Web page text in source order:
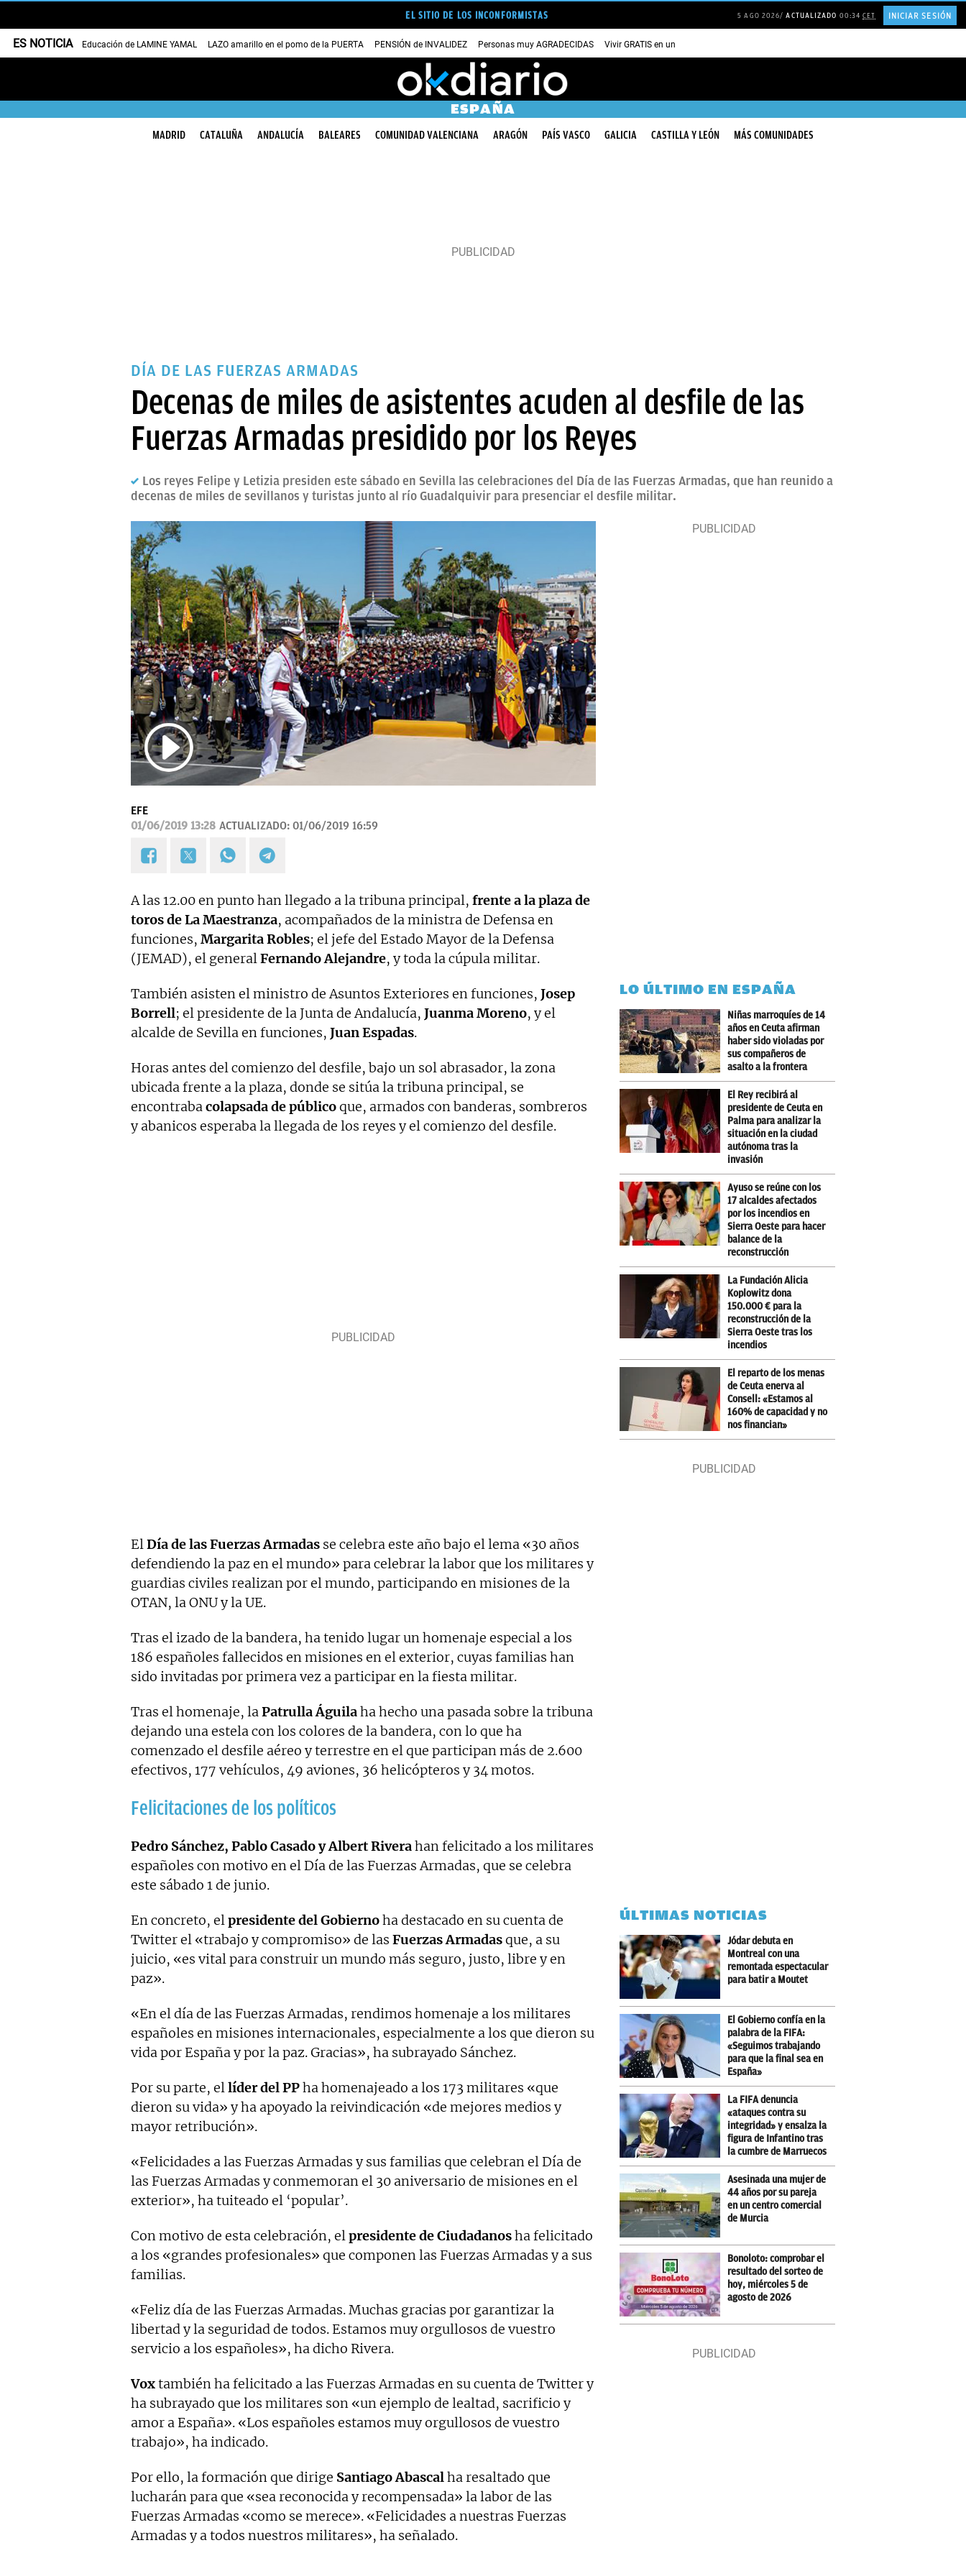
EL SITIO DE LOS INCONFORMISTAS 5 AGO 2026 ACTUALIZADO 00:34CET INICIAR SESIÓN
ES NOTICIA Educación de LAMINE YAMAL LAZO amarillo en el pomo de la PUERTA PENSIÓN de INVALIDEZ Personas muy AGRADECIDAS Vivir GRATIS en una ISLA en GRECIA
ESPAÑA
MADRID CATALUÑA ANDALUCÍA BALEARES COMUNIDAD VALENCIANA ARAGÓN PAÍS VASCO GALICIA CASTILLA Y LEÓN MÁS COMUNIDADES
DÍA DE LAS FUERZAS ARMADAS
Decenas de miles de asistentes acuden al desfile de las
Fuerzas Armadas presidido por los Reyes
Los reyes Felipe y Letizia presiden este sábado en Sevilla las celebraciones del Día de las Fuerzas Armadas, que han reunido a
decenas de miles de sevillanos y turistas junto al río Guadalquivir para presenciar el desfile militar.
EFE
01/06/2019 13:28 ACTUALIZADO: 01/06/2019 16:59
A las 12.00 en punto han llegado a la tribuna principal, frente a la plaza de
toros de La Maestranza, acompañados de la ministra de Defensa en
funciones, Margarita Robles; el jefe del Estado Mayor de la Defensa
(JEMAD), el general Fernando Alejandre, y toda la cúpula militar.
También asisten el ministro de Asuntos Exteriores en funciones, Josep
Borrell; el presidente de la Junta de Andalucía, Juanma Moreno, y el
alcalde de Sevilla en funciones, Juan Espadas.
Horas antes del comienzo del desfile, bajo un sol abrasador, la zona
ubicada frente a la plaza, donde se sitúa la tribuna principal, se
encontraba colapsada de públicoque, armados con banderas, sombreros
y abanicos esperaba la llegada de los reyes y el comienzo del desfile.
ElDía de las Fuerzas Armadas se celebra este año bajo el lema «30 años
defendiendo la paz en el mundo» para celebrar la labor que los militares y
guardias civiles realizan por el mundo, participando en misiones de la
OTAN, la ONU y la UE.
Tras el izado de la bandera, ha tenido lugar un homenaje especial a los
186 españoles fallecidos en misiones en el exterior, cuyas familias han
sido invitadas por primera vez a participar en la fiesta militar.
Tras el homenaje, laPatrulla Águilaha hecho una pasada sobre la tribuna
dejando una estela con los colores de la bandera, con lo que ha
comenzado el desfile aéreo y terrestre en el que participan más de 2.600
efectivos, 177 vehículos, 49 aviones, 36 helicópteros y 34 motos.
Felicitaciones de los políticos
Pedro Sánchez, Pablo Casado y Albert Riverahan felicitado a los militares
españoles con motivo en el Día de las Fuerzas Armadas, que se celebra
este sábado 1 de junio.
En concreto, elpresidente del Gobiernoha destacado en su cuenta de
Twitter el «trabajo y compromiso» de las Fuerzas Armadasque, a su
juicio, «es vital para construir un mundo más seguro, justo, libre y en
paz».
«En el día de las Fuerzas Armadas, rendimos homenaje a los militares
españoles en misiones internacionales, especialmente a los que dieron su
vida por España y por la paz. Gracias», ha subrayado Sánchez.
Por su parte, ellíder del PPha homenajeado a los 173 militares «que
dieron su vida» y ha apoyado la reivindicación «de mejores medios y
mayor retribución».
«Felicidades a las Fuerzas Armadas y sus familias que celebran el Día de
las Fuerzas Armadas y conmemoran el 30 aniversario de misiones en el
exterior», ha tuiteado el ‘popular’.
Con motivo de esta celebración, elpresidente de Ciudadanosha felicitado
a los «grandes profesionales» que componen las Fuerzas Armadas y a sus
familias.
«Feliz día de las Fuerzas Armadas. Muchas gracias por garantizar la
libertad y la seguridad de todos. Estamos muy orgullosos de vuestro
servicio a los españoles», ha dicho Rivera.
Voxtambién ha felicitado a las Fuerzas Armadas en su cuenta de Twitter y
ha subrayado que los militares son «un ejemplo de lealtad, sacrificio y
amor a España». «Los españoles estamos muy orgullosos de vuestro
trabajo», ha indicado.
Por ello, la formación que dirige Santiago Abascalha resaltado que
lucharán para que «sea reconocida y recompensada» la labor de las
Fuerzas Armadas «como se merece». «Felicidades a nuestras Fuerzas
Armadas y a todos nuestros militares», ha señalado.
LO ÚLTIMO EN ESPAÑA
Niñas marroquíes de 14
años en Ceuta afirman
haber sido violadas por
sus compañeros de
asalto a la frontera
El Rey recibirá al
presidente de Ceuta en
Palma para analizar la
situación en la ciudad
autónoma tras la
invasión
Ayuso se reúne con los
17 alcaldes afectados
por los incendios en
Sierra Oeste para hacer
balance de la
reconstrucción
La Fundación Alicia
Koplowitz dona
150.000 € para la
reconstrucción de la
Sierra Oeste tras los
incendios
El reparto de los menas
de Ceuta enerva al
Consell: «Estamos al
160% de capacidad y no
nos financian»
ÚLTIMAS NOTICIAS
Jódar debuta en
Montreal con una
remontada espectacular
para batir a Moutet
El Gobierno confía en la
palabra de la FIFA:
«Seguimos trabajando
para que la final sea en
España»
La FIFA denuncia
«ataques contra su
integridad» y ensalza la
figura de Infantino tras
la cumbre de Marruecos
Asesinada una mujer de
44 años por su pareja
en un centro comercial
de Murcia
Bonoloto: comprobar el
resultado del sorteo de
hoy, miércoles 5 de
agosto de 2026